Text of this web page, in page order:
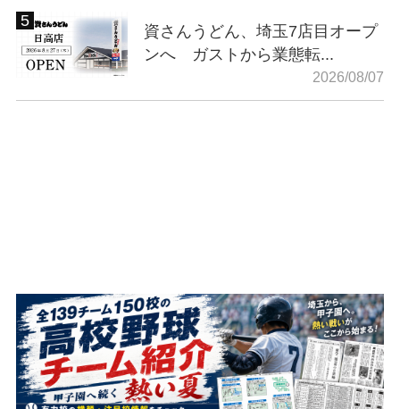
資さんうどん、埼玉7店目オープ
ンへ ガストから業態転...
2026/08/07